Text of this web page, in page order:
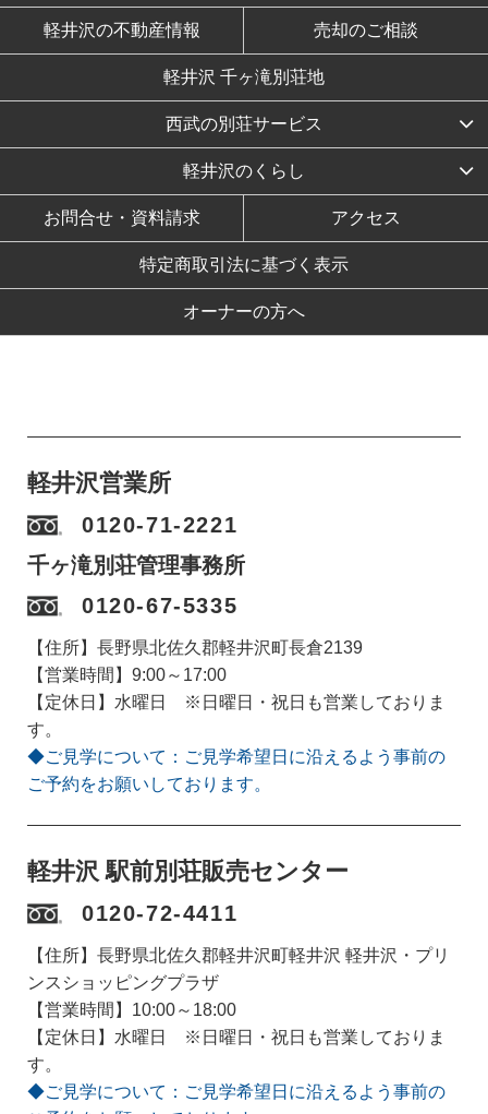
軽井沢の不動産情報 売却のご相談
軽井沢 千ヶ滝別荘地
西武の別荘サービス
軽井沢のくらし
お問合せ・資料請求 アクセス
特定商取引法に基づく表示
オーナーの方へ
軽井沢営業所
0120-71-2221
千ヶ滝別荘管理事務所
0120-67-5335
【住所】長野県北佐久郡軽井沢町長倉2139
【営業時間】9:00～17:00
【定休日】水曜日 ※日曜日・祝日も営業しておりま
す。
◆ご見学について：ご見学希望日に沿えるよう事前の
ご予約をお願いしております。
軽井沢 駅前別荘販売センター
0120-72-4411
【住所】長野県北佐久郡軽井沢町軽井沢 軽井沢・プリ
ンスショッピングプラザ
【営業時間】10:00～18:00
【定休日】水曜日 ※日曜日・祝日も営業しておりま
す。
◆ご見学について：ご見学希望日に沿えるよう事前の